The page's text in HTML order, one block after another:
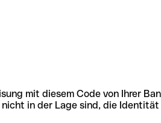
mit diesem Code von Ihrer
in der Lage sind, die